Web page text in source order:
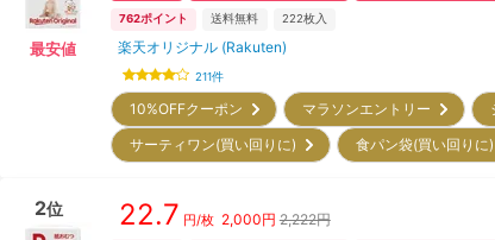
最安値
762ポイント 送料無料 222枚入
楽天オリジナル (Rakuten)
211件
10%OFFクーポン マラソンエントリー
サーティワン(買い回りに)
食パン袋(買い回り
2位 22.7 円/枚 2,000円 2,222円